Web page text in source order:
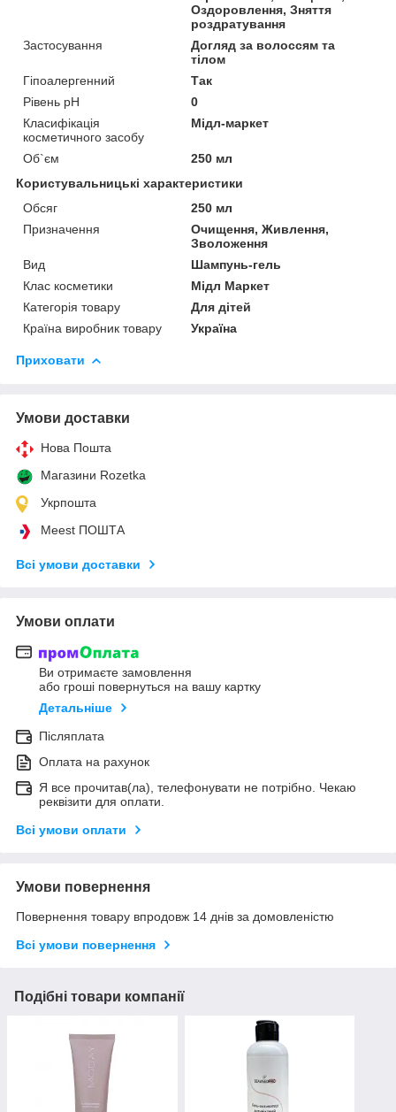
Оздоровлення, Зняття
роздратування
Застосування
Догляд за волоссям та
тілом
Гіпоалергенний
Так
Рівень pH
0
Класифікація
косметичного засобу
Мідл-маркет
Об`єм
250 мл
Користувальницькі характеристики
Обсяг
250 мл
Призначення
Очищення, Живлення,
Зволоження
Вид
Шампунь-гель
Клас косметики
Мідл Маркет
Категорія товару
Для дітей
Країна виробник товару
Україна
Приховати
Умови доставки
Нова Пошта
Магазини Rozetka
Укрпошта
Meest ПОШТА
Всі умови доставки
Умови оплати
Ви отримаєте замовлення
або гроші повернуться на вашу картку
Детальніше
Післяплата
Оплата на рахунок
Я все прочитав(ла), телефонувати не потрібно. Чекаю
реквізити для оплати.
Всі умови оплати
Умови повернення
Повернення товару впродовж 14 днів за домовленістю
Всі умови повернення
Подібні товари компанії